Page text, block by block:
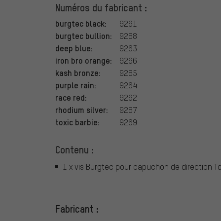
Numéros du fabricant :
burgtec black: 9261
burgtec bullion: 9268
deep blue: 9263
iron bro orange: 9266
kash bronze: 9265
purple rain: 9264
race red: 9262
rhodium silver: 9267
toxic barbie: 9269
Contenu :
1 x vis Burgtec pour capuchon de direction
Fabricant :